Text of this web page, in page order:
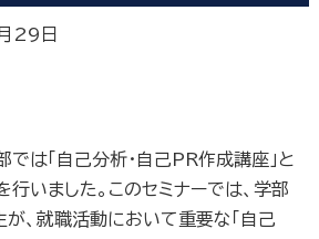
29日
では「自己分析・自己 PR作成講座」と
行いました。このセミナーでは、学部
が、就職活動において重要な「自己